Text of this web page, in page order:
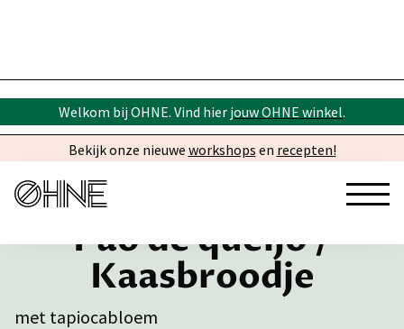
Welkom bij OHNE. Vind hier jouw OHNE winkel.
Bekijk onze nieuwe workshops en recepten!
Pão de queijo /
Kaasbroodje
met tapiocabloem